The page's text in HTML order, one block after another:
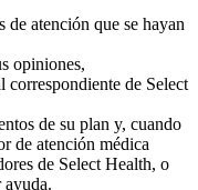
de atención que se hayan
opiniones,
correspondiente de Select
de su plan y, cuando
de atención médica
de Select Health, o
ayuda.